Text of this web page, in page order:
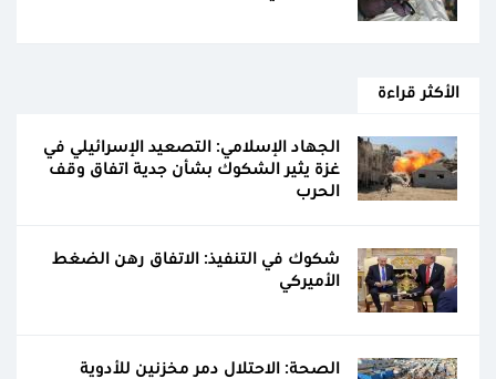
الأكثر قراءة
الجهاد الإسلامي: التصعيد الإسرائيلي في
غزة يثير الشكوك بشأن جدية اتفاق وقف
الحرب
شكوك في التنفيذ: الاتفاق رهن الضغط
الأميركي
الصحة: الاحتلال دمر مخزنين للأدوية